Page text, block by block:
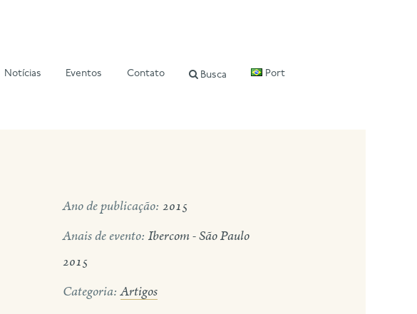
Notícias Eventos Contato Busca Port
Ano de publicação: 2015
Anais de evento: Ibercom - São Paulo
2015
Categoria: Artigos